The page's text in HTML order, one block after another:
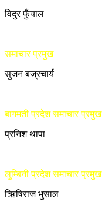
विदुर फुँयाल
समाचार प्रमुख
सुजन बज्रचार्य
बागमती प्रदेश समाचार प्रमुख
प्रनिश थापा
लुम्बिनी प्रदेश समाचार प्रमुख
ऋिषिराज भुसाल